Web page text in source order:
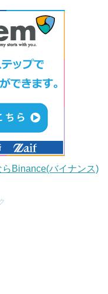
Binance(バイナンス)